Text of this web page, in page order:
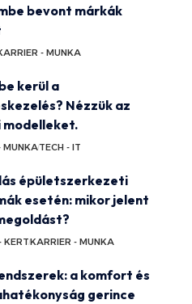
bevont márkák
- MUNKA
kerül a
Nézzük az
modelleket.
MUNKATECH - IT
épületszerkezeti
esetén: mikor jelent
KERTKARRIER - MUNKA
a komfort és
gerince